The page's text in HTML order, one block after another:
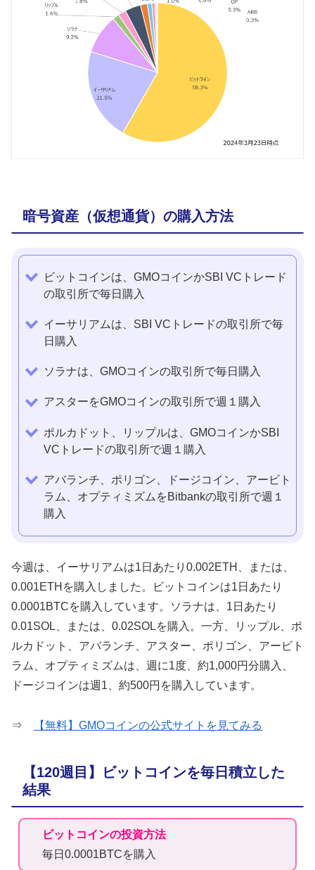
暗号資産（仮想通貨）の購入方法
ビットコインは、GMOコインかSBI VCトレード
の取引所で毎日購入
イーサリアムは、SBI VCトレードの取引所で毎
日購入
ソラナは、GMOコインの取引所で毎日購入
アスターをGMOコインの取引所で週１購入
ポルカドット、リップルは、GMOコインかSBI
VCトレードの取引所で週１購入
アバランチ、ポリゴン、ドージコイン、アービト
ラム、オプティミズムをBitbankの取引所で週１
購入
今週は、イーサリアムは1日あたり0.002ETH、または、
0.001ETHを購入しました。ビットコインは1日あたり
0.0001BTCを購入しています。ソラナは、1日あたり
0.01SOL、または、0.02SOLを購入。一方、リップル、ポ
ルカドット、アバランチ、アスター、ポリゴン、アービト
ラム、オプティミズムは、週に1度、約1,000円分購入、
ドージコインは週1、約500円を購入しています。
⇒ 【無料】GMOコインの公式サイトを見てみる
【120週目】ビットコインを毎日積立した
結果
ビットコインの投資方法
毎日0.0001BTCを購入